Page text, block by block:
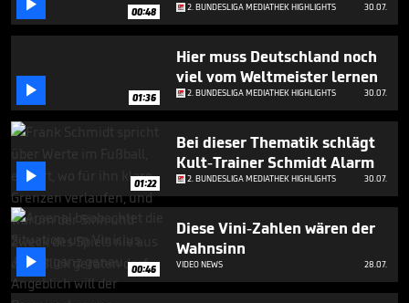
minutes,
17
seconds
 00:48 2. BUNDESLIGA MEDIATHEK HIGHLIGHTS 30.07.
 01:36
Hier muss Deutschland noch
viel vom Weltmeister lernen
2. BUNDESLIGA MEDIATHEK HIGHLIGHTS 30.07.
 01:22
Bei dieser Thematik schlägt
Kult-Trainer Schmidt Alarm
2. BUNDESLIGA MEDIATHEK HIGHLIGHTS 30.07.
 00:46
Diese Vini-Zahlen wären der
Wahnsinn
VIDEO NEWS 28.07.